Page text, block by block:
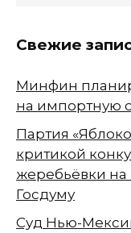
Свежие
Минфин
на импортную
Партия
критикой
жеребьёвки на
Госдуму
Суд Нью-